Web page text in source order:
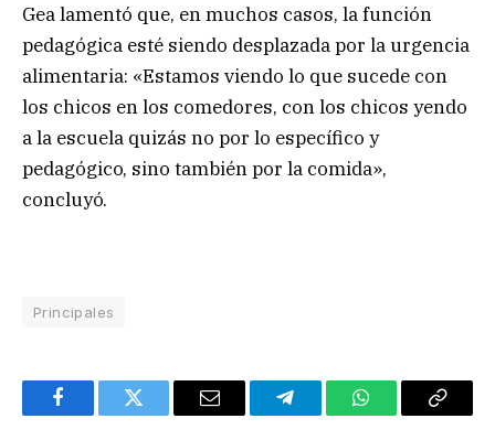
Gea lamentó que, en muchos casos, la función
pedagógica esté siendo desplazada por la urgencia
alimentaria: «Estamos viendo lo que sucede con
los chicos en los comedores, con los chicos yendo
a la escuela quizás no por lo específico y
pedagógico, sino también por la comida»,
concluyó.
Principales
FacebookTwitter Email TelegramWhatsAppCopy